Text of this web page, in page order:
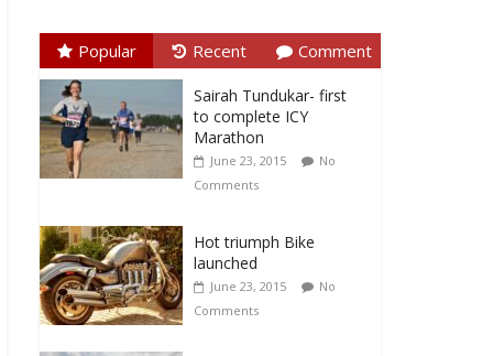
Popular Recent Comment
Sairah Tundukar- first
to complete ICY
Marathon
June 23, 2015
No
Comments
Hot triumph Bike
launched
June 23, 2015
No
Comments